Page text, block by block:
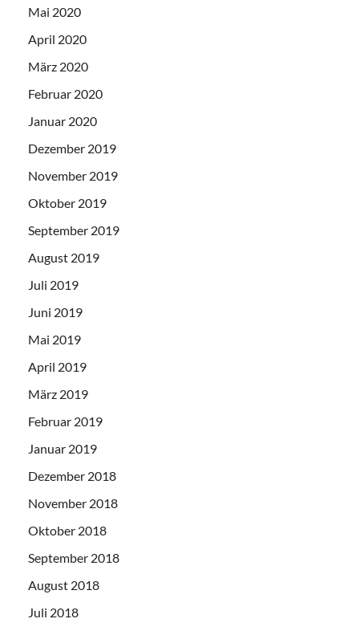
Mai 2020
April 2020
März 2020
Februar 2020
Januar 2020
Dezember 2019
November 2019
Oktober 2019
September 2019
August 2019
Juli 2019
Juni 2019
Mai 2019
April 2019
März 2019
Februar 2019
Januar 2019
Dezember 2018
November 2018
Oktober 2018
September 2018
August 2018
Juli 2018